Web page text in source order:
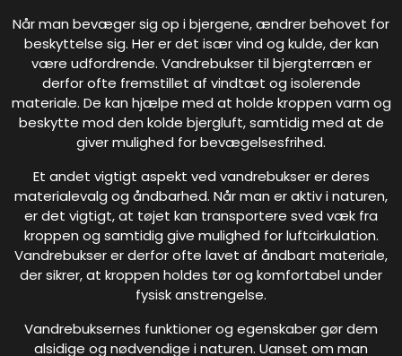
Når man bevæger sig op i bjergene, ændrer behovet for
beskyttelse sig. Her er det især vind og kulde, der kan
være udfordrende. Vandrebukser til bjergterræn er
derfor ofte fremstillet af vindtæt og isolerende
materiale. De kan hjælpe med at holde kroppen varm og
beskytte mod den kolde bjergluft, samtidig med at de
giver mulighed for bevægelsesfrihed.
Et andet vigtigt aspekt ved vandrebukser er deres
materialevalg og åndbarhed. Når man er aktiv i naturen,
er det vigtigt, at tøjet kan transportere sved væk fra
kroppen og samtidig give mulighed for luftcirkulation.
Vandrebukser er derfor ofte lavet af åndbart materiale,
der sikrer, at kroppen holdes tør og komfortabel under
fysisk anstrengelse.
Vandrebuksernes funktioner og egenskaber gør dem
alsidige og nødvendige i naturen. Uanset om man